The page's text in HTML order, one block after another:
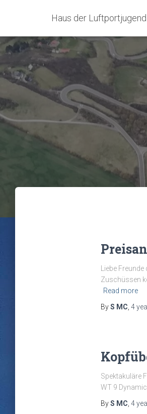
Haus der Luftportjugend
Liebe
Zuschüssen
Read more
ByS MC 4
Spektakuläre
WT 9
ByS MC 4